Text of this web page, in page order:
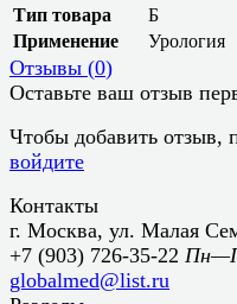
Тип товара
Б
Применение
Урология
Отзывы (0)
Оставьте ваш отзыв
Чтобы добавить отзыв,
войдите
Контакты
г. Москва, ул. Малая
+7 (903) 726-35-22
globalmed@list.ru